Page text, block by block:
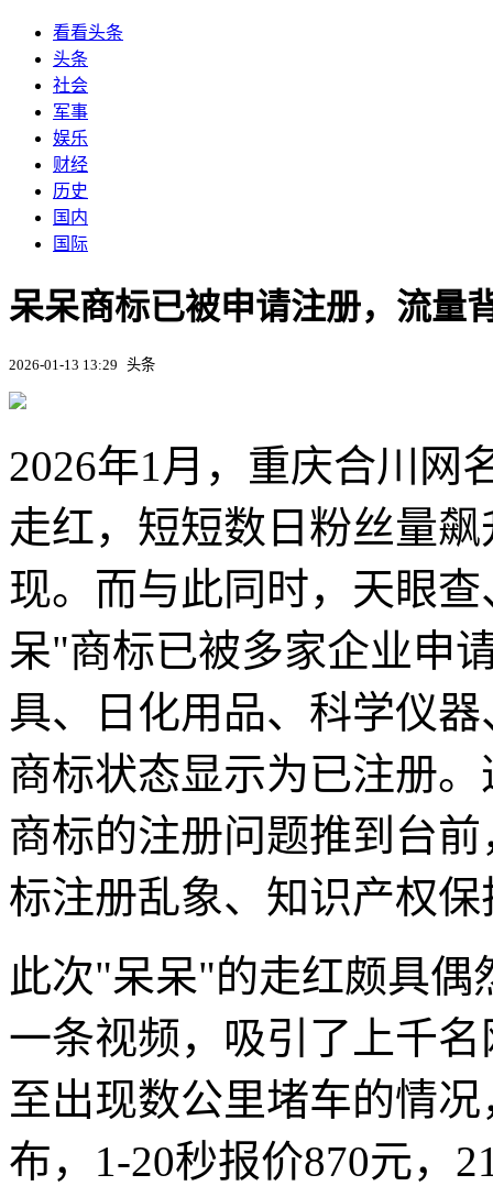
看看头条
头条
社会
军事
娱乐
财经
历史
国内
国际
呆呆商标已被申请注册，流量
2026-01-13 13:29 头条
2026年1月，重庆合川网
走红，短短数日粉丝量
现。而与此同时，天眼
呆"商标已被多家企业申
具、日化用品、科学仪
商标状态显示为已注册
商标的注册问题推到台
标注册乱象、知识产权
此次"呆呆"的走红颇具偶
一条视频，吸引了上千
至出现数公里堵车的情
布，1-20秒报价870元，